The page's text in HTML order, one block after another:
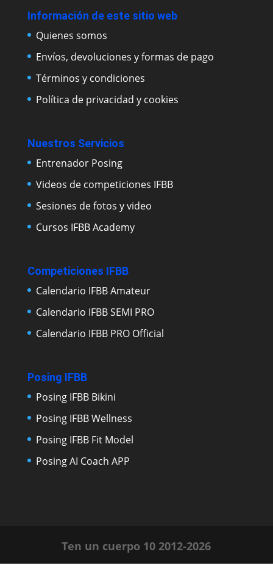
Información de este sitio web
Quienes somos
Envíos, devoluciones y formas de pago
Términos y condiciones
Política de privacidad y cookies
Nuestros Servicios
Entrenador Posing
Videos de competiciones IFBB
Sesiones de fotos y video
Cursos IFBB Academy
Competiciones IFBB
Calendario IFBB Amateur
Calendario IFBB SEMI PRO
Calendario IFBB PRO Official
Posing IFBB
Posing IFBB Bikini
Posing IFBB Wellness
Posing IFBB Fit Model
Posing AI Coach APP
Ten un cuerpo 10 2012-2026